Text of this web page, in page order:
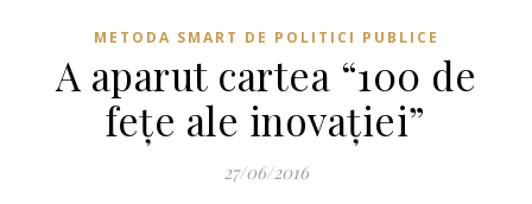
METODA SMART DE POLITICI PUBLICE
A aparut cartea “100 de
fețe ale inovației”
27/06/2016